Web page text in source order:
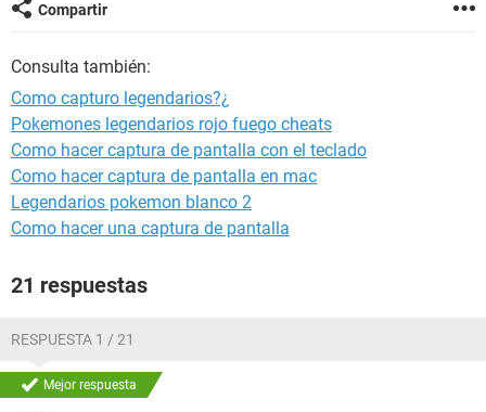
Compartir
Consulta también:
Como capturo legendarios?¿
Pokemones legendarios rojo fuego cheats
Como hacer captura de pantalla con el teclado
Como hacer captura de pantalla en mac
Legendarios pokemon blanco 2
Como hacer una captura de pantalla
21 respuestas
RESPUESTA 1 / 21
Mejor respuesta